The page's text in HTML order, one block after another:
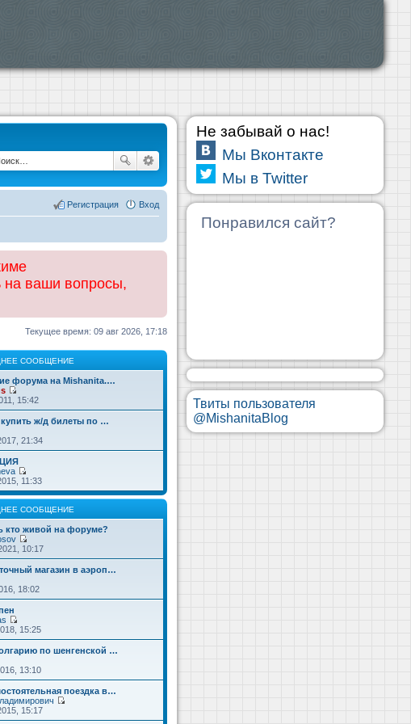
Вход
Регистрация
на ваши вопросы,
Текущее время: 09 авг 2026, 17:18
СООБЩЕНИЕ
форума на Mishanita.…
П
е
р
е
й
т
и
к
п
о
с
л
е
н
е
м
у
с
о
б
н
и
ю
15:42
купить ж/д билеты по …
п
е
21:34
П
е
р
е
й
т
к
п
о
с
л
е
е
м
с
о
б
щ
е
н
и
11:33
СООБЩЕНИЕ
кто живой на форуме?
П
е
р
е
й
т
п
о
л
д
н
е
м
у
с
10:17
магазин в аэроп…
18:02
П
е
р
е
й
т
к
п
о
15:25
по шенгенской …
13:10
поездка в…
е
15:17
Не забывай о нас!
Мы Вконтакте
Мы в Twitter
Понравился сайт?
Твиты пользователя
@MishanitaBlog